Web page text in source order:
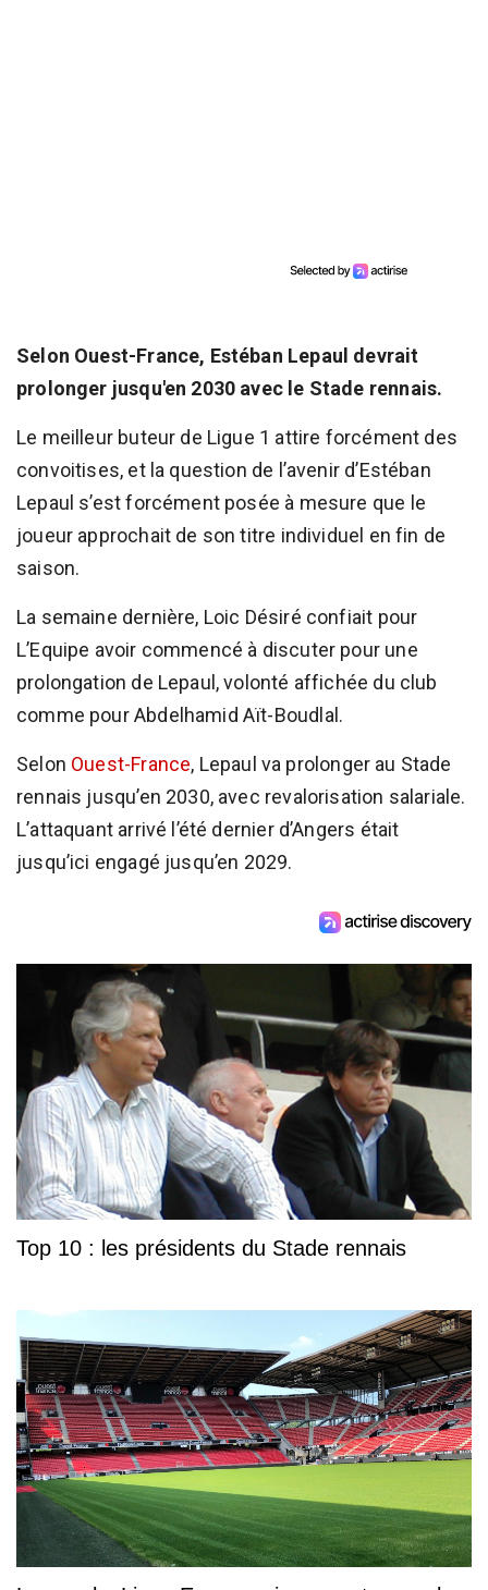
Selon Ouest-France, Estéban Lepaul devrait
prolonger jusqu'en 2030 avec le Stade rennais.
Le meilleur buteur de Ligue 1 attire forcément des
convoitises, et la question de l’avenir d’Estéban
Lepaul s’est forcément posée à mesure que le
joueur approchait de son titre individuel en fin de
saison.
La semaine dernière, Loic Désiré confiait pour
L’Equipe avoir commencé à discuter pour une
prolongation de Lepaul, volonté affichée du club
comme pour Abdelhamid Aït-Boudlal.
Selon Ouest-France, Lepaul va prolonger au Stade
rennais jusqu’en 2030, avec revalorisation salariale.
L’attaquant arrivé l’été dernier d’Angers était
jusqu’ici engagé jusqu’en 2029.
Top 10 : les présidents du Stade rennais